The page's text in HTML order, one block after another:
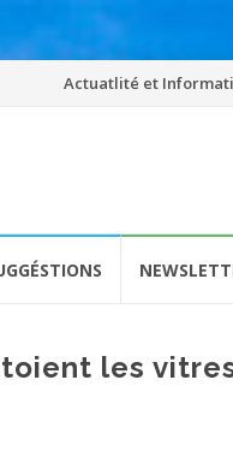
Skip
Actuatlité et
les